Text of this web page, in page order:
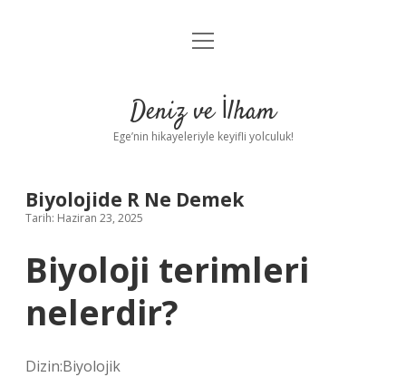
Anasayfa
Yasal Uyarı
menüyü
Deniz ve İlham
Ege’nin hikayeleriyle keyifli yolculuk!
Biyolojide R Ne Demek
Tarih: Haziran 23, 2025
Biyoloji terimleri
nelerdir?
Dizin:Biyolojik